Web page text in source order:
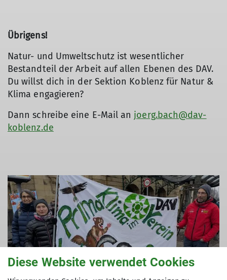
Übrigens!
Natur- und Umweltschutz ist wesentlicher
Bestandteil der Arbeit auf allen Ebenen des DAV.
Du willst dich in der Sektion Koblenz für Natur &
Klima engagieren?
Dann schreibe eine E-Mail an joerg.bach@dav-
koblenz.de
Diese Website verwendet Cookies